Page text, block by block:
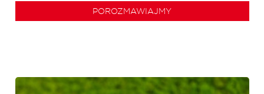
POROZMAWIAJMY